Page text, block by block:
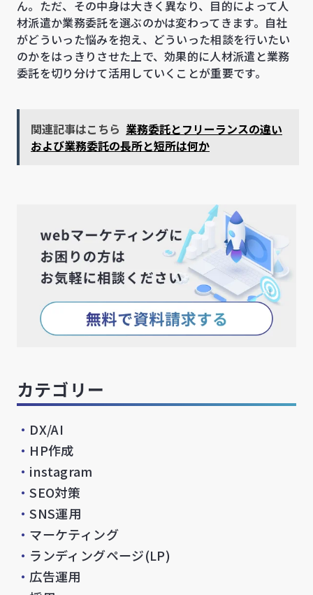
ん。ただ、その中身は大きく異なり、目的によって人
材派遣か業務委託を選ぶのかは変わってきます。自社
がどういった悩みを抱え、どういった相談を行いたい
のかをはっきりさせた上で、効果的に人材派遣と業務
委託を切り分けて活用していくことが重要です。
関連記事はこちら 業務委託とフリーランスの違い
および業務委託の長所と短所は何か
カテゴリー
・ DX/AI
・ HP作成
・ instagram
・SEO対策
・SNS運用
・ マーケティング
・ ランディングページ(LP)
・広告運用